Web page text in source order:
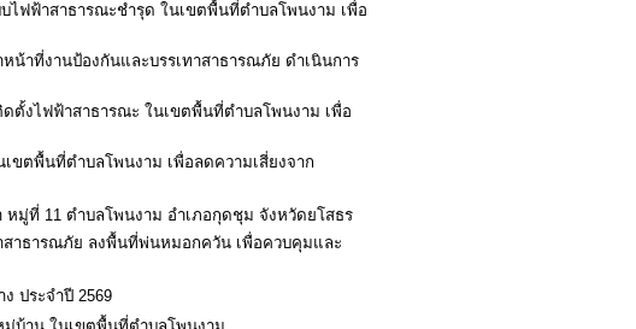
ไฟฟ้าสาธารณะชำรุด ในเขตพื้นที่ตำบลโพนงาม เพื่อ
น้าที่งานป้องกันและบรรเทาสาธารณภัย ดำเนินการ
ตั้งไฟฟ้าสาธารณะ ในเขตพื้นที่ตำบลโพนงาม เพื่อ
ขตพื้นที่ตำบลโพนงาม เพื่อลดความเสี่ยงจาก
หมู่ที่ 11 ตำบลโพนงาม อำเภอกุดชุม จังหวัดยโสธร
สาธารณภัย ลงพื้นที่พ่นหมอกควัน เพื่อควบคุมและ
ประจำปี 2569